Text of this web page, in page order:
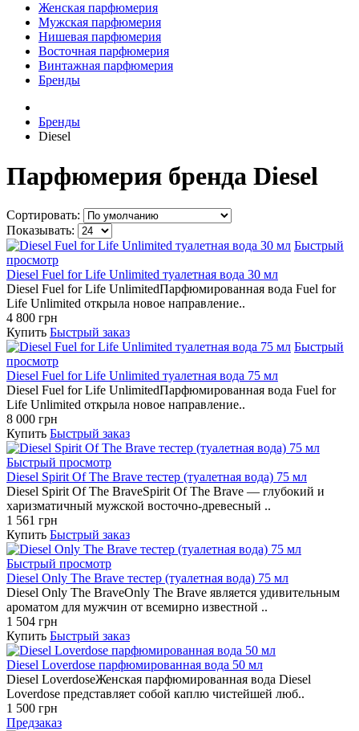
Женская парфюмерия
Мужская парфюмерия
Нишевая парфюмерия
Восточная парфюмерия
Винтажная парфюмерия
Бренды
Бренды
Diesel
Парфюмерия бренда Diesel
Сортировать:
Показывать:
Быстрый
просмотр
Diesel Fuel for Life Unlimited туалетная вода 30 мл
Diesel Fuel for Life UnlimitedПарфюмированная вода Fuel for
Life Unlimited открыла новое направление..
4 800 грн
Купить Быстрый заказ
Быстрый
просмотр
Diesel Fuel for Life Unlimited туалетная вода 75 мл
Diesel Fuel for Life UnlimitedПарфюмированная вода Fuel for
Life Unlimited открыла новое направление..
8 000 грн
Купить Быстрый заказ
Быстрый просмотр
Diesel Spirit Of The Brave тестер (туалетная вода) 75 мл
Diesel Spirit Of The BraveSpirit Of The Brave — глубокий и
харизматичный мужской восточно-древесный ..
1 561 грн
Купить Быстрый заказ
Быстрый просмотр
Diesel Only The Brave тестер (туалетная вода) 75 мл
Diesel Only The BraveOnly The Brave является удивительным
ароматом для мужчин от всемирно известной ..
1 504 грн
Купить Быстрый заказ
Diesel Loverdose парфюмированная вода 50 мл
Diesel LoverdoseЖенская парфюмированная вода Diesel
Loverdose представляет собой каплю чистейшей люб..
1 500 грн
Предзаказ